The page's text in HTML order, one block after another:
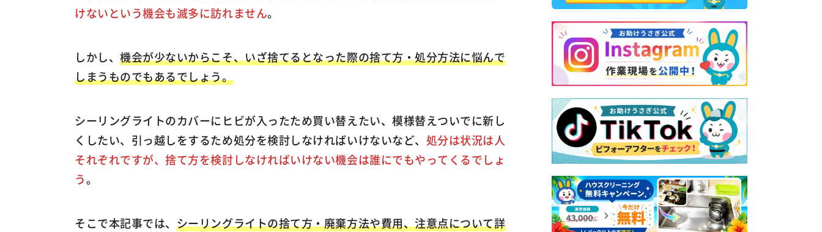
けないという機会も滅多に訪れません。
しかし、機会が少ないからこそ、いざ捨てるとなった際の捨て方・処分方法に悩んで
しまうものでもあるでしょう。
シーリングライトのカバーにヒビが入ったため買い替えたい、模様替えついでに新し
くしたい、引っ越しをするため処分を検討しなければいけないなど、 処分は状況は人
それぞれですが、捨て方を検討しなければいけない機会は誰にでもやってくるでしょ
う。
そこで本記事では、 シーリングライトの捨て方・廃棄方法や費用、注意点について詳